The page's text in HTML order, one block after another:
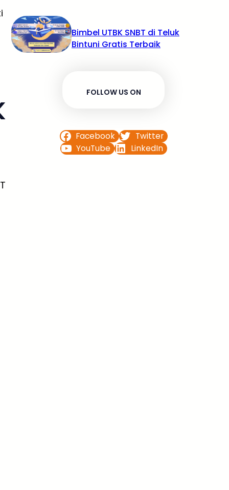
Bimbel UTBK SNBT di Teluk
Bintuni Gratis Terbaik
FOLLOW US ON
Facebook
Twitter
YouTube
LinkedIn